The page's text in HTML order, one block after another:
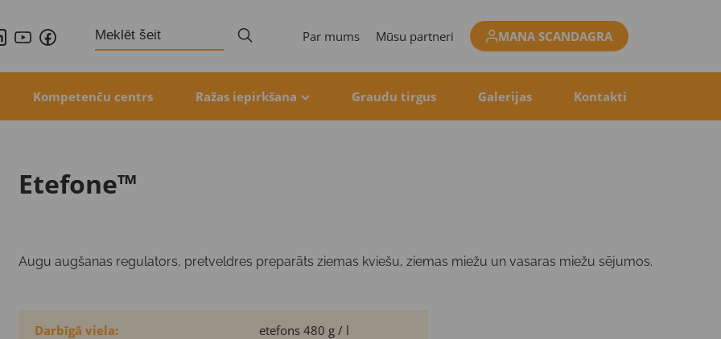
Search
for: Par mums Mūsu partneri MANA SCANDAGRA
Kompetenču centrs Ražas iepirkšana Graudu tirgus Galerijas Kontakti
Etefone™
Augu augšanas regulators, pretveldres preparāts ziemas kviešu, ziemas miežu un vasaras miežu sējumos.
Darbīgā viela: etefons 480 g / l